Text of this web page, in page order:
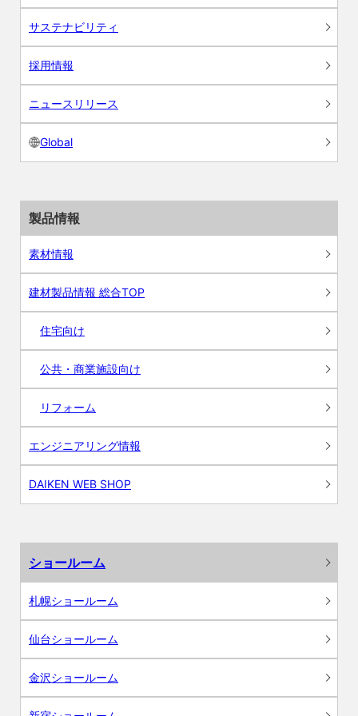
サステナビリティ
採用情報
ニュースリリース
Global
製品情報
素材情報
建材製品情報 総合TOP
住宅向け
公共・商業施設向け
リフォーム
エンジニアリング情報
DAIKEN WEB SHOP
ショールーム
札幌ショールーム
仙台ショールーム
金沢ショールーム